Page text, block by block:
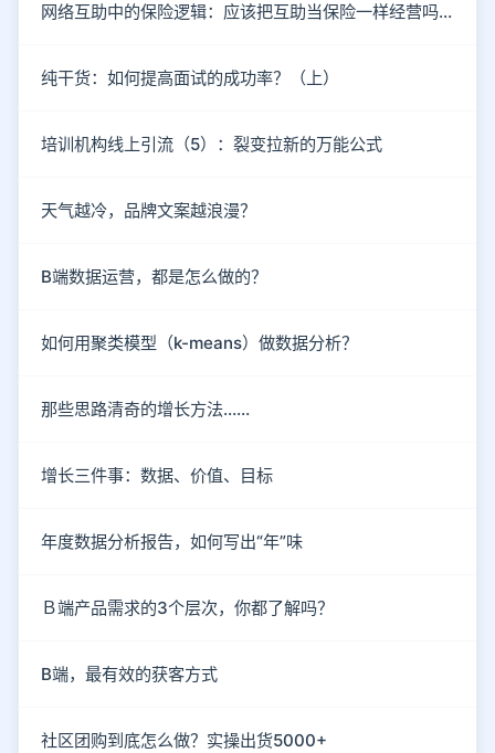
网络互助中的保险逻辑：应该把互助当保险一样经营吗？
纯干货：如何提高面试的成功率？（上）
培训机构线上引流（5）：裂变拉新的万能公式
天气越冷，品牌文案越浪漫？
B端数据运营，都是怎么做的？
如何用聚类模型（k-means）做数据分析？
那些思路清奇的增长方法……
增长三件事：数据、价值、目标
年度数据分析报告，如何写出“年”味
Ｂ端产品需求的3个层次，你都了解吗？
B端，最有效的获客方式
社区团购到底怎么做？实操出货5000+